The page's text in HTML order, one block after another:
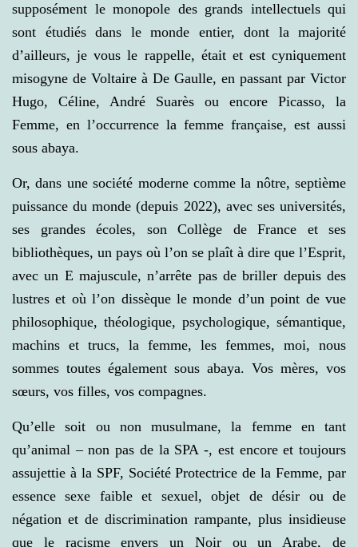
supposément le monopole des grands intellectuels qui
sont étudiés dans le monde entier, dont la majorité
d’ailleurs, je vous le rappelle, était et est cyniquement
misogyne de Voltaire à De Gaulle, en passant par Victor
Hugo, Céline, André Suarès ou encore Picasso, la
Femme, en l’occurrence la femme française, est aussi
sous abaya.
Or, dans une société moderne comme la nôtre, septième
puissance du monde (depuis 2022), avec ses universités,
ses grandes écoles, son Collège de France et ses
bibliothèques, un pays où l’on se plaît à dire que l’Esprit,
avec un E majuscule, n’arrête pas de briller depuis des
lustres et où l’on dissèque le monde d’un point de vue
philosophique, théologique, psychologique, sémantique,
machins et trucs, la femme, les femmes, moi, nous
sommes toutes également sous abaya. Vos mères, vos
sœurs, vos filles, vos compagnes.
Qu’elle soit ou non musulmane, la femme en tant
qu’animal – non pas de la SPA -, est encore et toujours
assujettie à la SPF, Société Protectrice de la Femme, par
essence sexe faible et sexuel, objet de désir ou de
négation et de discrimination rampante, plus insidieuse
que le racisme envers un Noir ou un Arabe, de